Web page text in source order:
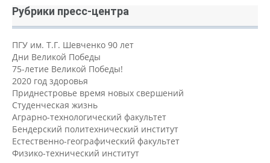
Рубрики пресс-центра
ПГУ им. Т.Г. Шевченко 90 лет
Дни Великой Победы
75-летие Великой Победы!
2020 год здоровья
Приднестровье время новых свершений
Студенческая жизнь
Аграрно-технологический факультет
Бендерский политехнический институт
Естественно-географический факультет
Физико-технический институт